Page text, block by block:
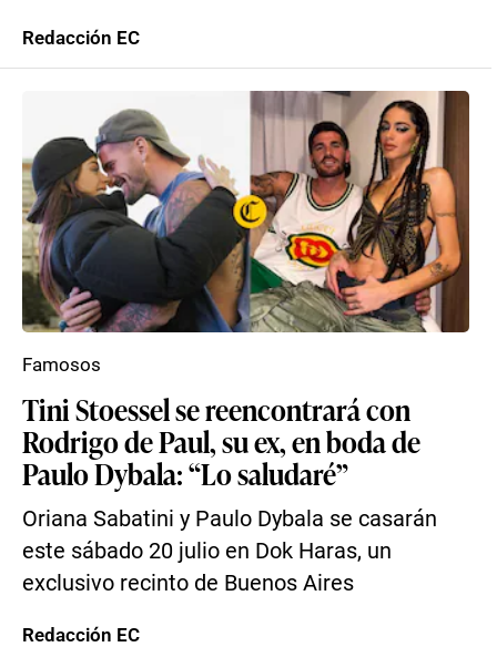
Redacción EC
Tini Stoessel se reencontrará con
Rodrigo de Paul, su ex, en boda de
Paulo Dybala: “Lo saludaré”
Oriana Sabatini y Paulo Dybala se casarán
este sábado 20 julio en Dok Haras, un
exclusivo recinto de Buenos Aires
Famosos
Redacción EC